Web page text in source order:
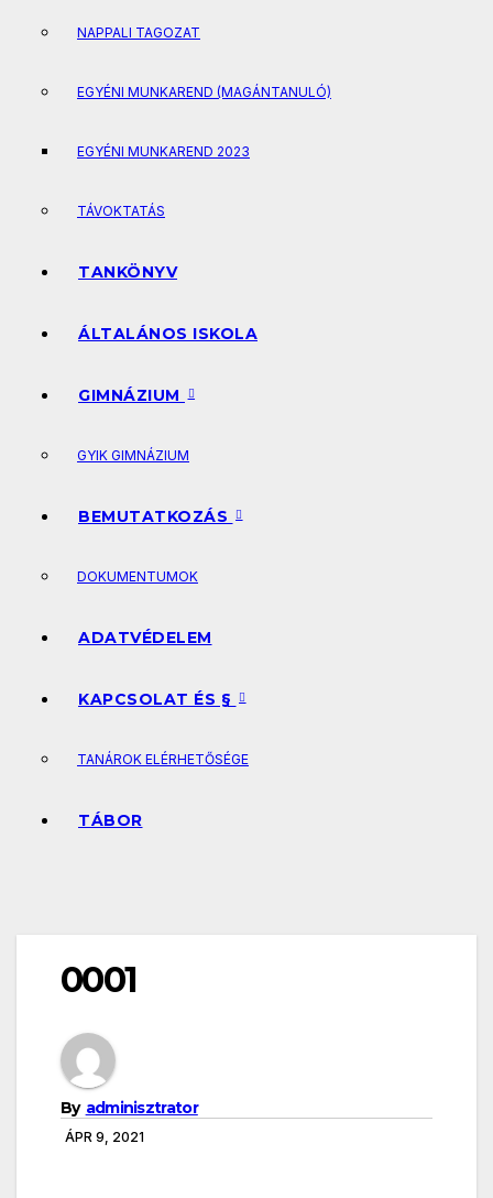
NAPPALI TAGOZAT
EGYÉNI MUNKAREND (MAGÁNTANULÓ)
EGYÉNI MUNKAREND 2023
TÁVOKTATÁS
TANKÖNYV
ÁLTALÁNOS ISKOLA
GIMNÁZIUM
GYIK GIMNÁZIUM
BEMUTATKOZÁS
DOKUMENTUMOK
ADATVÉDELEM
KAPCSOLAT ÉS §
TANÁROK ELÉRHETŐSÉGE
TÁBOR
0001
By adminisztrator
ÁPR 9, 2021